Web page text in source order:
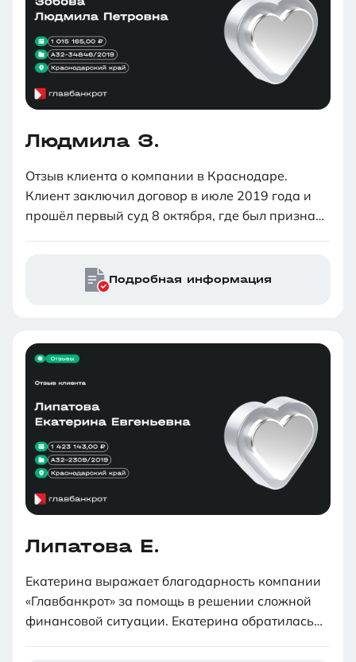
компании решилась подать заявку.
Людмила З.
Отзыв клиента о компании в Краснодаре.
Клиент заключил договор в июле 2019 года и
прошёл первый суд 8 октября, где был признан
августа. В итоге всё завершилось, и решение
суда было вынесено со списанием долгов.
Подробная информация
Липатова Е.
Екатерина выражает благодарность компании
«Главбанкрот» за помощь в решении сложной
финансовой ситуации. Екатерина обратилась